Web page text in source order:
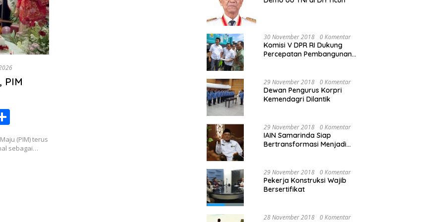
PIM
h
ar
(PIM) terus
sebagai…
30 November 2018 0 Komentar
Komisi V DPR RI Dukung
Percepatan Pembangunan
29 November 2018 0 Komentar
Dewan Pengurus Korpri
Kemendagri Dilantik
29 November 2018 0 Komentar
IAIN Samarinda Siap
Bertransformasi Menjadi
29 November 2018 0 Komentar
Pekerja Konstruksi Wajib
Bersertifikat
28 November 2018 0 Komentar